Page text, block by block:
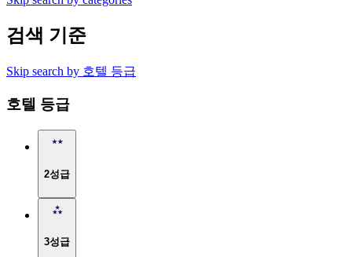
검색 기준
Skip search by 호텔 등급
호텔 등급
2성급
3성급